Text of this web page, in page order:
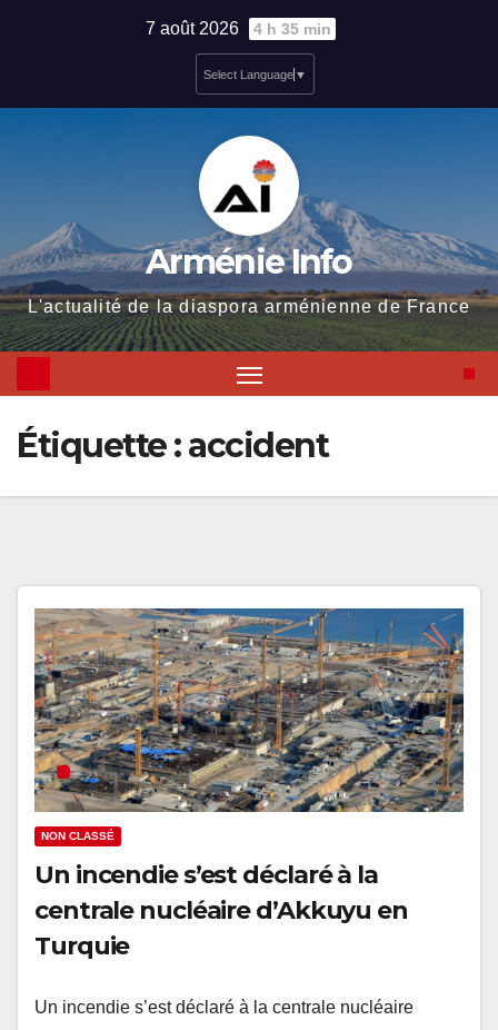
7 août 2026 4 h 35 min
Select Language ▼
Arménie Info
L'actualité de la diaspora arménienne de France
Étiquette :accident
NON CLASSÉ
Un incendie s’est déclaré à la
centrale nucléaire d’Akkuyu en
Turquie
Un incendie s’est déclaré à la centrale nucléaire